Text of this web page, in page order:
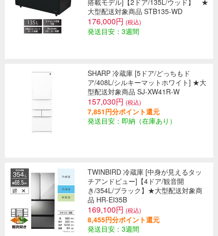
大型配送対象商品 STB135-WD
176,000円 (税込)
発送目安：3週間
SHARP 冷蔵庫 [5ドア/どっちもド
ア/408L/シルキーマットホワイト] ★大
型配送対象商品 SJ-XW41R-W
157,030円 (税込)
7,851円分ポイント還元
発送目安：即納（在庫あり）
TWINBIRD 冷蔵庫 [中身が見えるタッ
チアンドビュー]【4ドア/観音開
き/354L/ブラック】★大型配送対象商
品 HR-EI35B
169,100円 (税込)
8,455円分ポイント還元
発送目安：3週間